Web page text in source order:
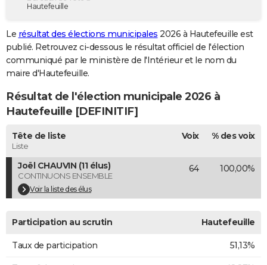
Destinations
City break
Voyage nature
Voyage de noces
Forum
GUIDES D'ACHAT
BONS PLANS
Carte de Noël
Carte Bonne année
Carte Saint-Valentin
Carte Pâques
Carte d'anniversaire
DICTIONNAIRE
Dictionnaire
Biographies
Citations
Expressions
Proverbes
PROGRAMME TV
COPAINS D'AVANT
S'inscrire
Se connecter
Lycées
Collèges
Primaires
Universités
Entreprises
Service militaire
Avis de recherche
AVIS DE DÉCÈS
Bricolage
Television
Hautefeuille
Le résultat des élections municipales 2026 à Hautefeuille est
publié. Retrouvez ci-dessous le résultat officiel de l'élection
communiqué par le ministère de l'Intérieur et le nom du
maire d'Hautefeuille.
Résultat de l'élection municipale 2026 à
Hautefeuille [DEFINITIF]
Tête de liste
Liste
Voix % des voix
Joël CHAUVIN (11 élus)
CONTINUONS ENSEMBLE
Voir la liste des élus
64 100,00%
Participation au scrutin Hautefeuille
Taux de participation 51,13%